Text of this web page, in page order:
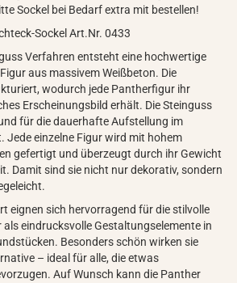
Sockel bei Bedarf extra mit bestellen!
Sockel Art.Nr. 0433
Verfahren entsteht eine hochwertige
aus massivem Weißbeton. Die
wodurch jede Pantherfigur ihr
Erscheinungsbild erhält. Die Steinguss
für die dauerhafte Aufstellung im
Jede einzelne Figur wird mit hohem
gefertigt und überzeugt durch ihr Gewicht
Damit sind sie nicht nur dekorativ, sondern
eignen sich hervorragend für die stilvolle
eindrucksvolle Gestaltungselemente in
Besonders schön wirken sie
– ideal für alle, die etwas
Auf Wunsch kann die Panther